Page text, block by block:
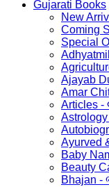
Gujarati Books
New
Coming
Special
Ajayab
Amar
Articles -
Ayurved
Baby
Beauty
Bhajan